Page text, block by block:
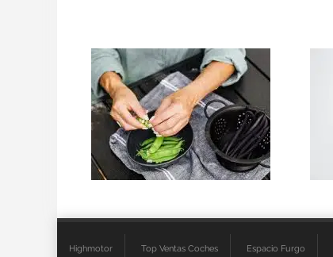
Highmotor Top Ventas Coches Espacio Furgo